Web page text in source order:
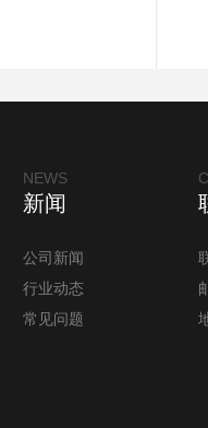
NEWS
新闻
公司新闻
行业动态
常见问题